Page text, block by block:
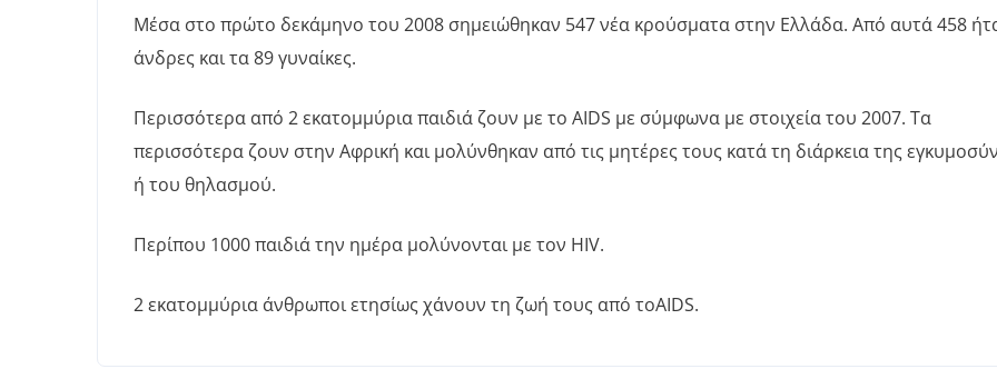
Μέσα στο πρώτο δεκάμηνο του 2008 σημειώθηκαν 547 νέα κρούσματα στην Ελλάδα. Από αυτά 458
άνδρες και τα 89 γυναίκες.
Περισσότερα από 2 εκατομμύρια παιδιά ζουν με το AIDS με σύμφωνα με στοιχεία του 2007. Τα
περισσότερα ζουν στην Αφρική και μολύνθηκαν από τις μητέρες τους κατά τη διάρκεια της
ή του θηλασμού.
Περίπου 1000 παιδιά την ημέρα μολύνονται με τον HIV.
2 εκατομμύρια άνθρωποι ετησίως χάνουν τη ζωή τους από τοAIDS.